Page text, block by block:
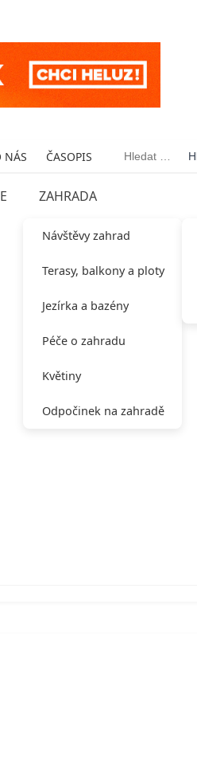
NÁS ČASOPIS Vyhledávání
ZAHRADA
Návštěvy zahrad
Terasy, balkony a ploty
Jezírka a bazény
Péče o zahradu
Květiny
Odpočinek na zahradě